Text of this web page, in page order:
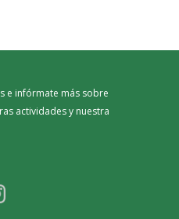
e infórmate más sobre
actividades y nuestra